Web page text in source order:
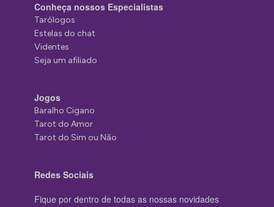
Conheça nossos Especialistas
Tarólogos
Estelas do chat
Videntes
Seja um afiliado
Jogos
Baralho Cigano
Tarot do Amor
Tarot do Sim ou Não
Redes Sociais
Fique por dentro de todas as nossas novidades